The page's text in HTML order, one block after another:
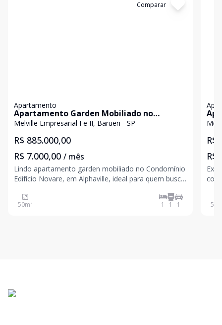
Comparar
Apartamento
Apartamento Garden Mobiliado no
Condomínio Edifício Novare Alphaville
Melville Empresarial I e II, Barueri - SP
R$ 885.000,00
R$ 7.000,00 / mês
Lindo apartamento garden mobiliado no Condomínio
Edifício Novare, em Alphaville, ideal para quem busca
localização privilegiada. O imóvel conta com 1 amplo
dormitório com ar condicionado, proporcionando ma
50m² 1 1 1
R$
R$
50